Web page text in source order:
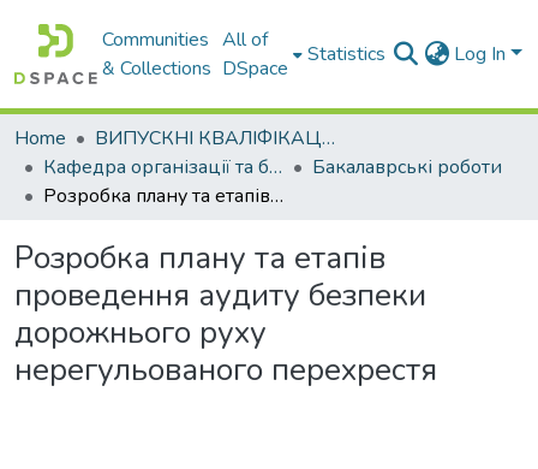
Communities
& Collections
All of
DSpace
Statistics Log In
Home
ВИПУСКНІ КВАЛІФІКАЦІЙНІ РОБОТИ
Кафедра організації та безпеки дорожнього руху
Бакалаврські роботи
Розробка плану та етапів проведення аудиту безпеки дорожнього руху нерегульованого перехрестя
Розробка плану та етапів
проведення аудиту безпеки
дорожнього руху
нерегульованого перехрестя